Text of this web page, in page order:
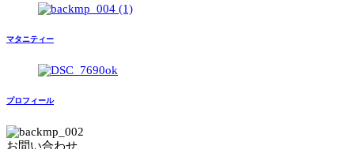
マタニティー
プロフィール
お問い合わせ